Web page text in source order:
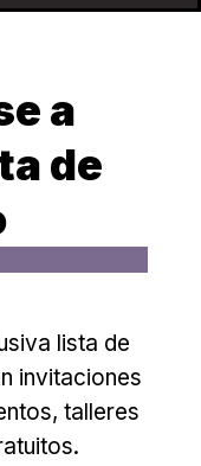
a
de
lista de
invitaciones
talleres